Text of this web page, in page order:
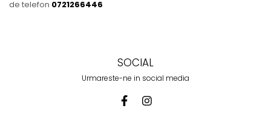
de telefon 0721266446
SOCIAL
Urmareste-ne in social media